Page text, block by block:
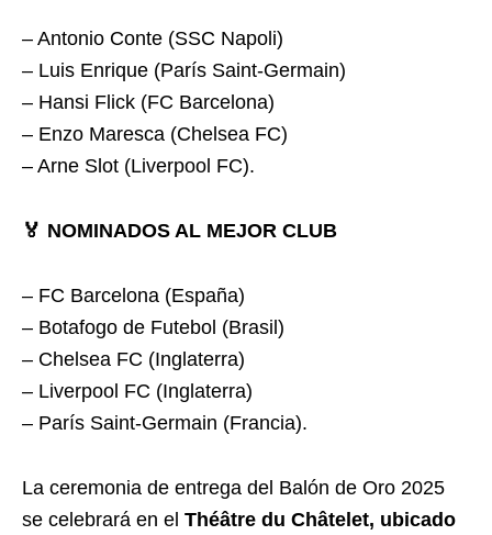
– Antonio Conte (SSC Napoli)
– Luis Enrique (París Saint-Germain)
– Hansi Flick (FC Barcelona)
– Enzo Maresca (Chelsea FC)
– Arne Slot (Liverpool FC).
🏅 NOMINADOS AL MEJOR CLUB
– FC Barcelona (España)
– Botafogo de Futebol (Brasil)
– Chelsea FC (Inglaterra)
– Liverpool FC (Inglaterra)
– París Saint-Germain (Francia).
La ceremonia de entrega del Balón de Oro 2025
se celebrará en el Théâtre du Châtelet, ubicado